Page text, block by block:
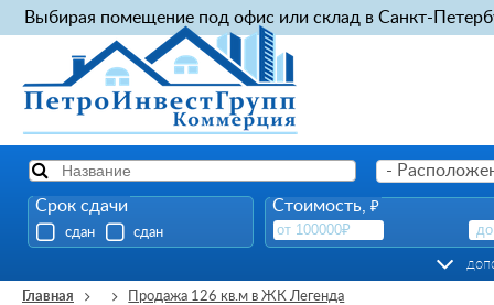
Выбирая помещение под офис или склад в Санкт-
Главная Продажа 126 кв.м в ЖК Легенда
-
Срок сдачи
сдан сдан
Стоимость, ₽